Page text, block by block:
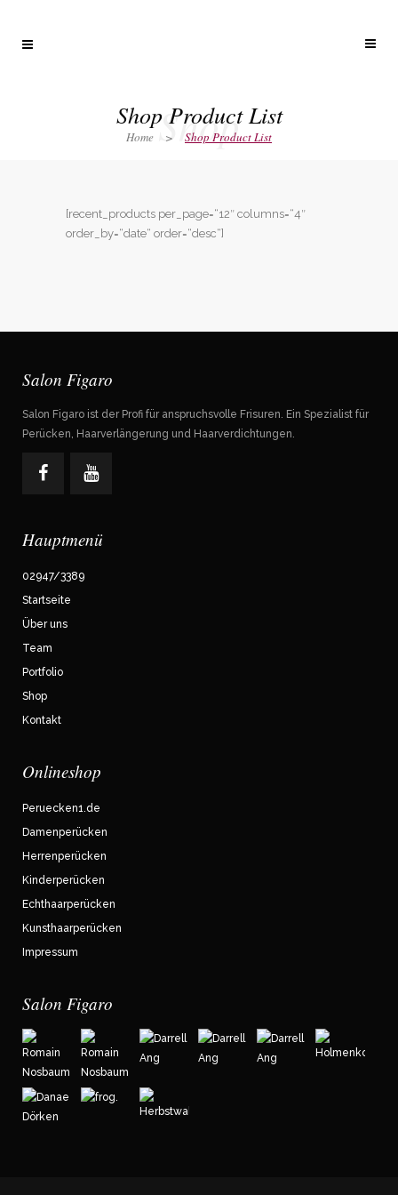
Shop
Shop Product List
Home > Shop Product List
[recent_products per_page=“12″ columns=“4″
order_by=“date“ order=“desc“]
Salon Figaro
Salon Figaro ist der Profi für anspruchsvolle Frisuren. Ein Spezialist für
Perücken, Haarverlängerung und Haarverdichtungen.
Hauptmenü
02947/3389
Startseite
Über uns
Team
Portfolio
Shop
Kontakt
Onlineshop
Peruecken1.de
Damenperücken
Herrenperücken
Kinderperücken
Echthaarperücken
Kunsthaarperücken
Impressum
Salon Figaro